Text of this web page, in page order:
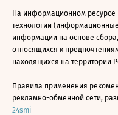
На информационном
технологии
информации на основе
относящихся к
находящихся на территории
Правила применения
рекламно-обменной сети,
24smi